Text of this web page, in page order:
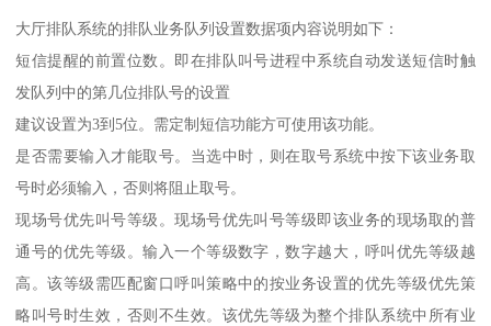
大厅排队系统的排队业务队列设置数据项内容说明如下：
短信提醒的前置位数。即在排队叫号进程中系统自动发送短信时触
发队列中的第几位排队号的设置
建议设置为3到5位。需定制短信功能方可使用该功能。
是否需要输入才能取号。当选中时，则在取号系统中按下该业务取
号时必须输入，否则将阻止取号。
现场号优先叫号等级。现场号优先叫号等级即该业务的现场取的普
通号的优先等级。输入一个等级数字，数字越大，呼叫优先等级越
高。该等级需匹配窗口呼叫策略中的按业务设置的优先等级优先策
略叫号时生效，否则不生效。该优先等级为整个排队系统中所有业